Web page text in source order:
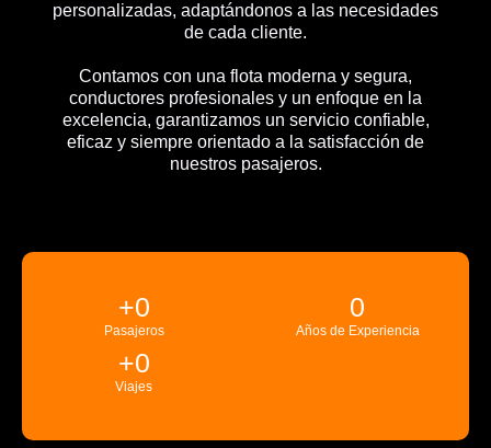
personalizadas, adaptándonos a las necesidades
de cada cliente.
Contamos con una flota moderna y segura,
conductores profesionales y un enfoque en la
excelencia, garantizamos un servicio confiable,
eficaz y siempre orientado a la satisfacción de
nuestros pasajeros.
Pasajeros
+0
Años de Experiencia
0
Viajes
+0